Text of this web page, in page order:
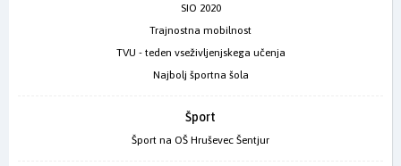
SIO 2020
Trajnostna mobilnost
TVU - teden vseživljenjskega učenja
Najbolj športna šola
Šport
Šport na OŠ Hruševec Šentjur